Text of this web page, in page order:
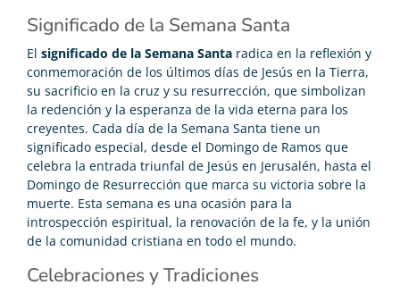
Significado de la Semana Santa
El significado de la Semana Santa radica en la reflexión y
conmemoración de los últimos días de Jesús en la Tierra,
su sacrificio en la cruz y su resurrección, que simbolizan
la redención y la esperanza de la vida eterna para los
creyentes. Cada día de la Semana Santa tiene un
significado especial, desde el Domingo de Ramos que
celebra la entrada triunfal de Jesús en Jerusalén, hasta el
Domingo de Resurrección que marca su victoria sobre la
muerte. Esta semana es una ocasión para la
introspección espiritual, la renovación de la fe, y la unión
de la comunidad cristiana en todo el mundo.
Celebraciones y Tradiciones